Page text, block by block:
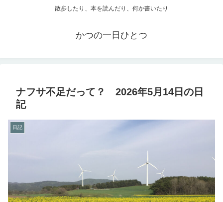
散歩したり、本を読んだり、何か書いたり
かつの一日ひとつ
ナフサ不足だって？ 2026年5月14日の日
記
日記